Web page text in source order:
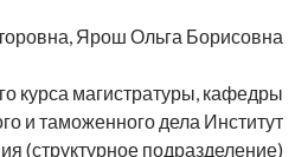
Ярош Ольга Борисовна
курса магистратуры, кафедры
и таможенного дела Институт
(структурное подразделение)